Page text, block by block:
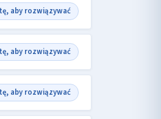
aby rozwiązywać
aby rozwiązywać
aby rozwiązywać